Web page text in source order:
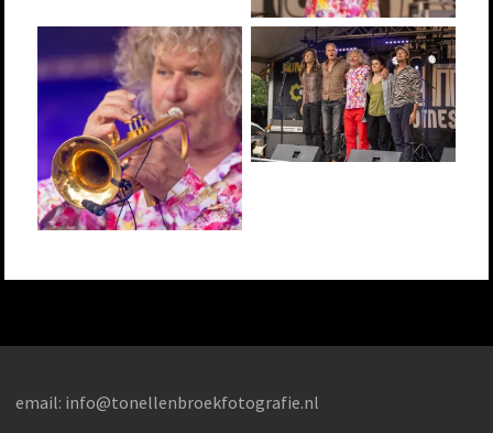
email: info@tonellenbroekfotografie.nl